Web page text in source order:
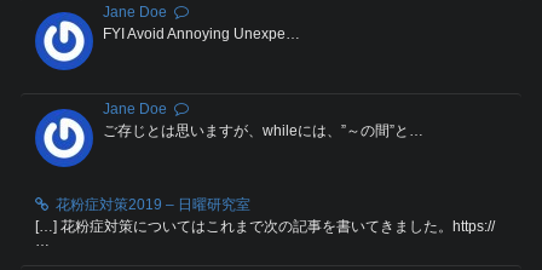
Jane Doe
FYI Avoid Annoying Unexpe…
Jane Doe
ご存じとは思いますが、whileには、”～の間”と…
花粉症対策2019 – 日曜研究室
[…] 花粉症対策についてはこれまで次の記事を書いてきました。https://
…